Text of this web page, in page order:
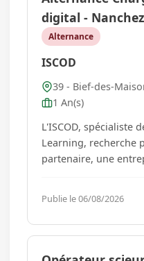
digital -
Alternance
ISCOD
39 - Bief-des-
1 An(s)
L'ISCOD, spécialiste
Learning, recherche
partenaire, une
contrat
nos formations
l'Etat, de niveau 5 à
Publie le 06/08/2026